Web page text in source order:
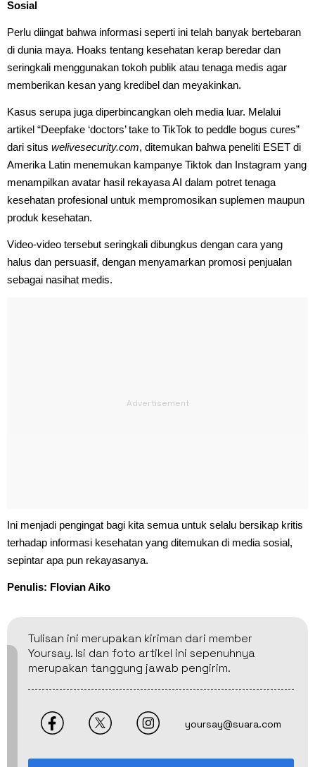
Sosial
Perlu diingat bahwa informasi seperti ini telah banyak bertebaran
di dunia maya. Hoaks tentang kesehatan kerap beredar dan
seringkali menggunakan tokoh publik atau tenaga medis agar
memberikan kesan yang kredibel dan meyakinkan.
Kasus serupa juga diperbincangkan oleh media luar. Melalui
artikel “Deepfake ‘doctors’ take to TikTok to peddle bogus cures”
dari situs welivesecurity.com, ditemukan bahwa peneliti ESET di
Amerika Latin menemukan kampanye Tiktok dan Instagram yang
menampilkan avatar hasil rekayasa AI dalam potret tenaga
kesehatan profesional untuk mempromosikan suplemen maupun
produk kesehatan.
Video-video tersebut seringkali dibungkus dengan cara yang
halus dan persuasif, dengan menyamarkan promosi penjualan
sebagai nasihat medis.
Ini menjadi pengingat bagi kita semua untuk selalu bersikap kritis
terhadap informasi kesehatan yang ditemukan di media sosial,
sepintar apa pun rekayasanya.
Penulis: Flovian Aiko
Tulisan ini merupakan kiriman dari member
Yoursay. Isi dan foto artikel ini sepenuhnya
merupakan tanggung jawab pengirim.
yoursay@suara.com